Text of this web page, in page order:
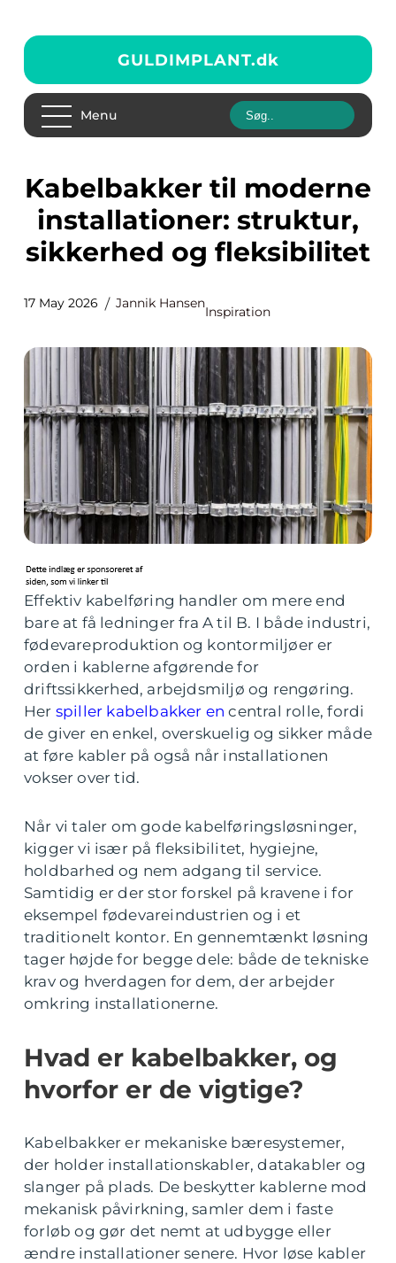
GULDIMPLANT.dk
Menu
Kabelbakker til moderne
installationer: struktur,
sikkerhed og fleksibilitet
17 May 2026 Jannik Hansen
Inspiration
Effektiv kabelføring handler om mere end
bare at få ledninger fra A til B. I både industri,
fødevareproduktion og kontormiljøer er
orden i kablerne afgørende for
driftssikkerhed, arbejdsmiljø og rengøring.
Her spiller kabelbakker en central rolle, fordi
de giver en enkel, overskuelig og sikker måde
at føre kabler på også når installationen
vokser over tid.
Når vi taler om gode kabelføringsløsninger,
kigger vi især på fleksibilitet, hygiejne,
holdbarhed og nem adgang til service.
Samtidig er der stor forskel på kravene i for
eksempel fødevareindustrien og i et
traditionelt kontor. En gennemtænkt løsning
tager højde for begge dele: både de tekniske
krav og hverdagen for dem, der arbejder
omkring installationerne.
Hvad er kabelbakker, og
hvorfor er de vigtige?
Kabelbakker er mekaniske bæresystemer,
der holder installationskabler, datakabler og
slanger på plads. De beskytter kablerne mod
mekanisk påvirkning, samler dem i faste
forløb og gør det nemt at udbygge eller
ændre installationer senere. Hvor løse kabler